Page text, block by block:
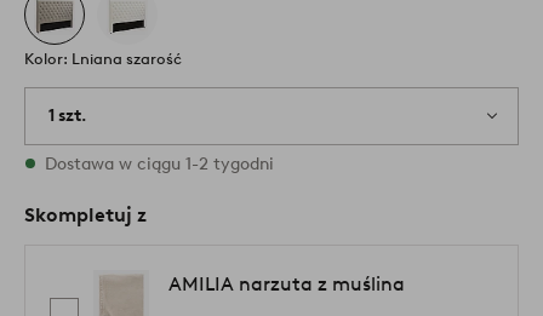
Kolor: Lniana szarość
1 szt.
W magazynie
Dostawa w ciągu 1-2 tygodni
Skompletuj z
AMILIA narzuta z muślina